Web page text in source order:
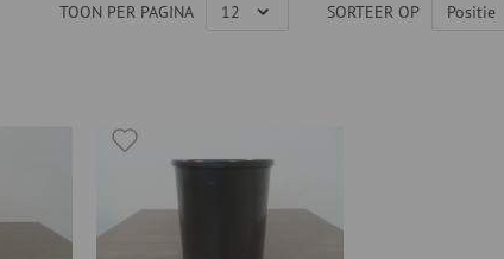
TOON PER PAGINA SORTEER OP